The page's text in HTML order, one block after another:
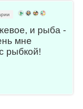
и рыба -
мне
рыбкой!